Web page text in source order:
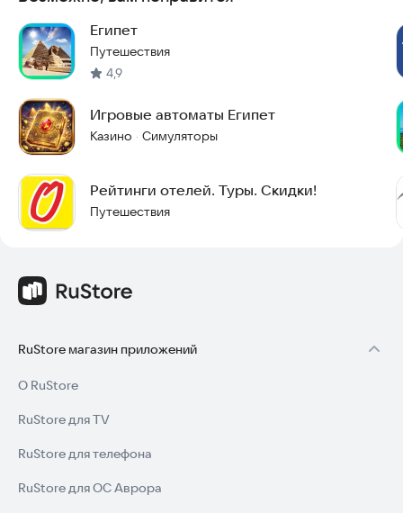
🎓 Профессиональные русскоговорящие гиды с
историческим образованием расскажут всё о
достопримечательностях страны.
Попробуйте наш сервис и выберите лучший отдых в Египте!
Египет
Путешествия
4,9
Игровые автоматы Египет
Казино · Симуляторы
Рейтинги отелей. Туры. Скидки!
Путешествия
RuStore магазин приложений
О RuStore
RuStore для TV
RuStore для телефона
RuStore для ОС Аврора